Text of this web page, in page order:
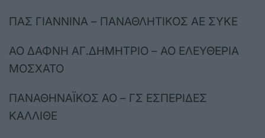
ΠΑΣ ΓΙΑΝΝΙΝΑ – ΠΑΝΑΘΛΗΤΙΚΟΣ ΑΕ ΣΥΚΕ
ΑΟ ΔΑΦΝΗ ΑΓ.ΔΗΜΗΤΡΙΟ – ΑΟ ΕΛΕΥΘΕΡΙΑ
ΜΟΣΧΑΤΟ
ΠΑΝΑΘΗΝΑΪΚΟΣ ΑΟ – ΓΣ ΕΣΠΕΡΙΔΕΣ
ΚΑΛΛΙΘΕ